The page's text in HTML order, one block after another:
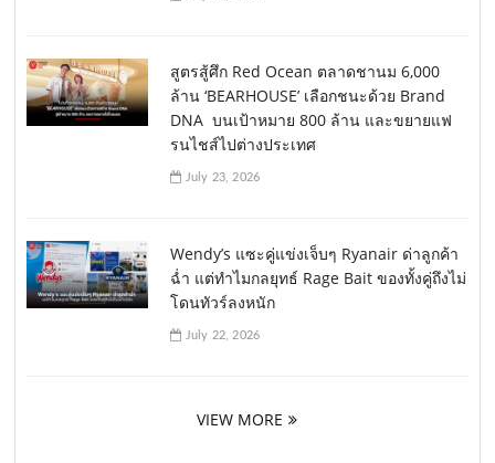
สูตรสู้ศึก Red Ocean ตลาดชานม 6,000
ล้าน ‘BEARHOUSE’ เลือกชนะด้วย Brand
DNA บนเป้าหมาย 800 ล้าน และขยายแฟ
รนไชส์ไปต่างประเทศ
July 23, 2026
Wendy’s แซะคู่แข่งเจ็บๆ Ryanair ด่าลูกค้า
ฉ่ำ แต่ทำไมกลยุทธ์ Rage Bait ของทั้งคู่ถึงไม่
โดนทัวร์ลงหนัก
July 22, 2026
VIEW MORE